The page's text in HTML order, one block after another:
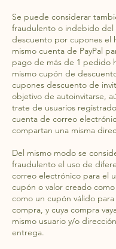
Se puede considerar
fraudulento o indebido del
descuento por cupones el
mismo cuenta de PayPal
pago de más de 1 pedido
mismo cupón de
cupones descuento de
objetivo de autoinvitarse,
trate de usuarios
cuenta de correo
compartan una misma
Del mismo modo se
fraudulento el uso de
correo electrónico para el
cupón o valor creado
como un cupón válido
compra, y cuya compra
mismo usuario y/o
entrega.